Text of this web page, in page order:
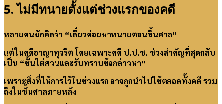
5. ไม่มีทนายตั้งแต่ช่วงแรกของคดี
หลายคนมักคิดว่า “เดี๋ยวค่อยหาทนายตอนขึ้นศาล”
แต่ในคดีอาญาทุจริต โดยเฉพาะคดี ป.ป.ช. ช่วงสำคัญที่สุดกลับ
เป็น “ชั้นไต่สวนและรับทราบข้อกล่าวหา”
เพราะสิ่งที่ให้การไว้ในช่วงแรก อาจถูกนำไปใช้ตลอดทั้งคดี รวม
ถึงในชั้นศาลภายหลัง